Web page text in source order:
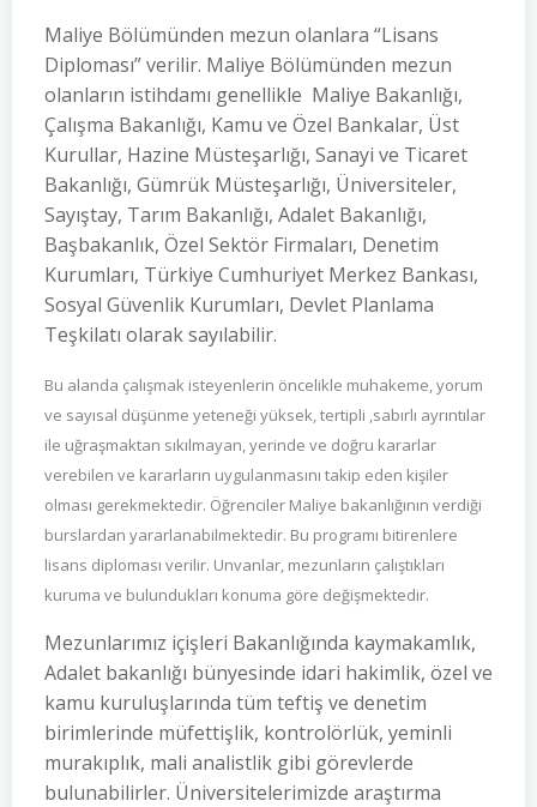
Maliye Bölümünden mezun olanlara “Lisans
Diploması” verilir. Maliye Bölümünden mezun
olanların istihdamı genellikle Maliye Bakanlığı,
Çalışma Bakanlığı, Kamu ve Özel Bankalar, Üst
Kurullar, Hazine Müsteşarlığı, Sanayi ve Ticaret
Bakanlığı, Gümrük Müsteşarlığı, Üniversiteler,
Sayıştay, Tarım Bakanlığı, Adalet Bakanlığı,
Başbakanlık, Özel Sektör Firmaları, Denetim
Kurumları, Türkiye Cumhuriyet Merkez Bankası,
Sosyal Güvenlik Kurumları, Devlet Planlama
Teşkilatı olarak sayılabilir.
Bu alanda çalışmak isteyenlerin öncelikle muhakeme, yorum
ve sayısal düşünme yeteneği yüksek, tertipli ,sabırlı ayrıntılar
ile uğraşmaktan sıkılmayan, yerinde ve doğru kararlar
verebilen ve kararların uygulanmasını takip eden kişiler
olması gerekmektedir. Öğrenciler Maliye bakanlığının verdiği
burslardan yararlanabilmektedir. Bu programı bitirenlere
lisans diploması verilir. Unvanlar, mezunların çalıştıkları
kuruma ve bulundukları konuma göre değişmektedir.
Mezunlarımız içişleri Bakanlığında kaymakamlık,
Adalet bakanlığı bünyesinde idari hakimlik, özel ve
kamu kuruluşlarında tüm teftiş ve denetim
birimlerinde müfettişlik, kontrolörlük, yeminli
murakıplık, mali analistlik gibi görevlerde
bulunabilirler. Üniversitelerimizde araştırma